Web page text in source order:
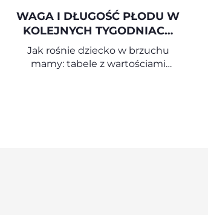
WAGA I DŁUGOŚĆ PŁODU W
KOLEJNYCH TYGODNIACH
CIĄŻY
Jak rośnie dziecko w brzuchu
mamy: tabele z wartościami